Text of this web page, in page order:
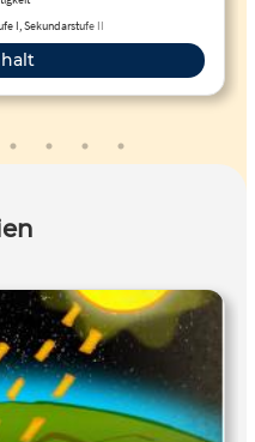
für den Erhalt der
auf unserem
nötigen Schritte in der
und einzufordern.
I, Sekundarstufe II